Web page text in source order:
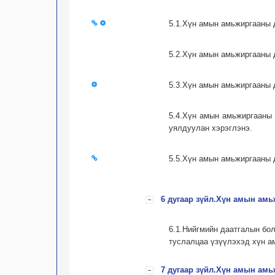
5.1.Хүн амын амьжиргааны
5.2.Хүн амын амьжиргааны
5.3.Хүн амын амьжиргааны
5.4.Хүн амын амьжиргааны
уялдуулан хэрэглэнэ.
5.5.Хүн амын амьжиргааны
6 дугаар зүйл.Хүн амын
6.1.Нийгмийн даатгалын
туслалцаа үзүүлэхэд хүн
7 дугаар зүйл.Хүн амын